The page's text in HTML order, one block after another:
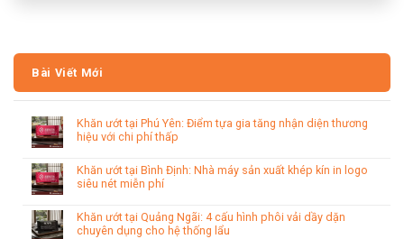
Bài Viết Mới
Khăn ướt tại Phú Yên: Điểm tựa gia tăng nhận diện thương
hiệu với chi phí thấp
Khăn ướt tại Bình Định: Nhà máy sản xuất khép kín in logo
siêu nét miễn phí
Khăn ướt tại Quảng Ngãi: 4 cấu hình phôi vải dầy dặn
chuyên dụng cho hệ thống lẩu